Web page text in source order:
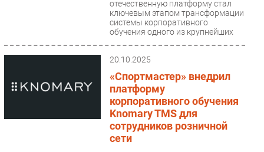
Регулирование
отечественную платформу стал
ключевым этапом трансформации
системы корпоративного
обучения одного из крупнейших
20.10.2025
«Спортмастер» внедрил
платформу
корпоративного обучения
Knomary TMS для
сотрудников розничной
сети